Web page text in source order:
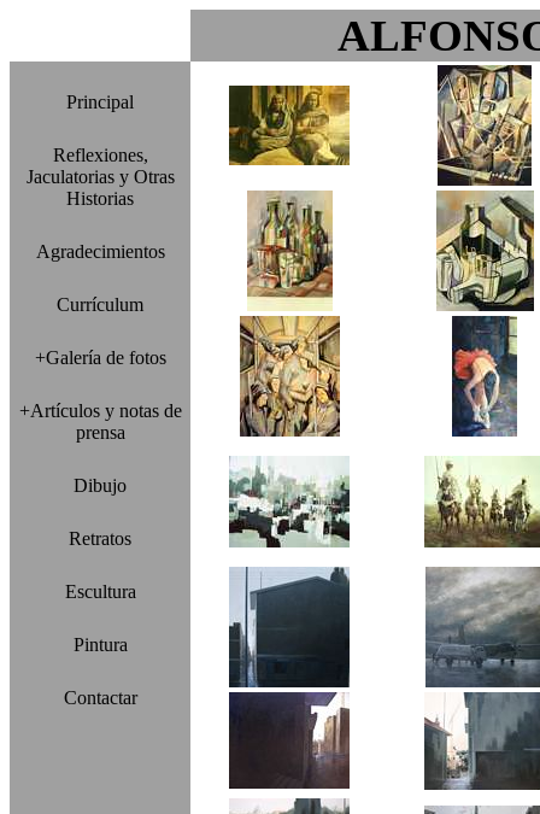
Principal
Reflexiones,
Jaculatorias y Otras
Historias
Agradecimientos
Currículum
+Galería de fotos
+Artículos y notas de
prensa
Dibujo
Retratos
Escultura
Pintura
Contactar